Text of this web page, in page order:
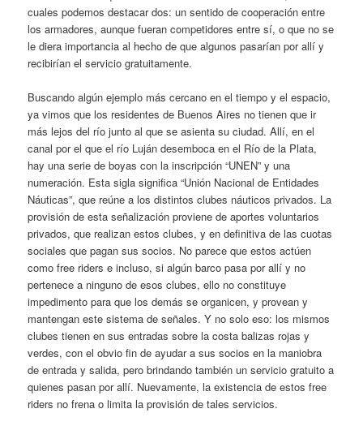
cuales podemos destacar dos: un sentido de cooperación entre
los armadores, aunque fueran competidores entre sí, o que no se
le diera importancia al hecho de que algunos pasarían por allí y
recibirían el servicio gratuitamente.
Buscando algún ejemplo más cercano en el tiempo y el espacio,
ya vimos que los residentes de Buenos Aires no tienen que ir
más lejos del río junto al que se asienta su ciudad. Allí, en el
canal por el que el río Luján desemboca en el Río de la Plata,
hay una serie de boyas con la inscripción “UNEN” y una
numeración. Esta sigla significa “Unión Nacional de Entidades
Náuticas”, que reúne a los distintos clubes náuticos privados. La
provisión de esta señalización proviene de aportes voluntarios
privados, que realizan estos clubes, y en definitiva de las cuotas
sociales que pagan sus socios. No parece que estos actúen
como free riders e incluso, si algún barco pasa por allí y no
pertenece a ninguno de esos clubes, ello no constituye
impedimento para que los demás se organicen, y provean y
mantengan este sistema de señales. Y no solo eso: los mismos
clubes tienen en sus entradas sobre la costa balizas rojas y
verdes, con el obvio fin de ayudar a sus socios en la maniobra
de entrada y salida, pero brindando también un servicio gratuito a
quienes pasan por allí. Nuevamente, la existencia de estos free
riders no frena o limita la provisión de tales servicios.